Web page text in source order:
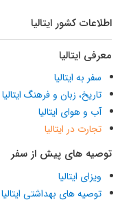
اطلاعات کشور ایتالیا
معرفی ایتالیا
سفر به ایتالیا
تاریخ، زبان و فرهنگ ایتالیا
آب و هوای ایتالیا
تجارت در ایتالیا
توصیه های پیش از سفر
ویزای ایتالیا
توصیه های بهداشتی ایتالیا